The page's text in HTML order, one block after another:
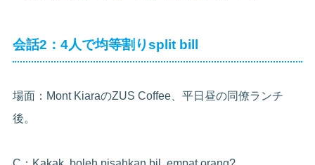
会話2：4人で均等割りsplit bill
場面：Mont KiaraのZUS Coffee、平日昼の同僚ランチ
後。